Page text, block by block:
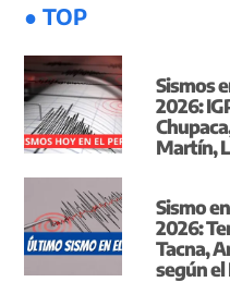
● TOP
Sismos
2026:
Martín,
Sismo
2026:
Tacna,
según el